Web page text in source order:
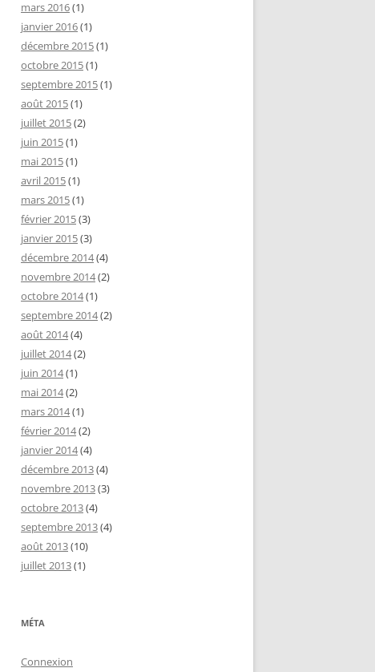
mars 2016(1)
janvier 2016(1)
décembre 2015(1)
octobre 2015(1)
septembre 2015(1)
août 2015(1)
juillet 2015(2)
juin 2015(1)
mai 2015(1)
avril 2015(1)
mars 2015(1)
février 2015(3)
janvier 2015(3)
décembre 2014(4)
novembre 2014(2)
octobre 2014(1)
septembre 2014(2)
août 2014(4)
juillet 2014(2)
juin 2014(1)
mai 2014(2)
mars 2014(1)
février 2014(2)
janvier 2014(4)
décembre 2013(4)
novembre 2013(3)
octobre 2013(4)
septembre 2013(4)
août 2013(10)
juillet 2013(1)
MÉTA
Connexion